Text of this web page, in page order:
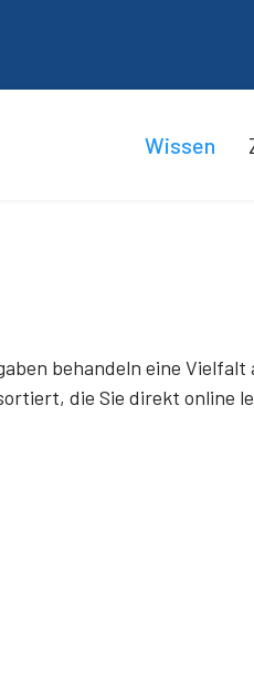
Wissen
behandeln eine
die Sie direkt online